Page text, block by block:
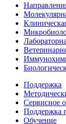
Поддержка
Сервисное
Поддержка
Обучение